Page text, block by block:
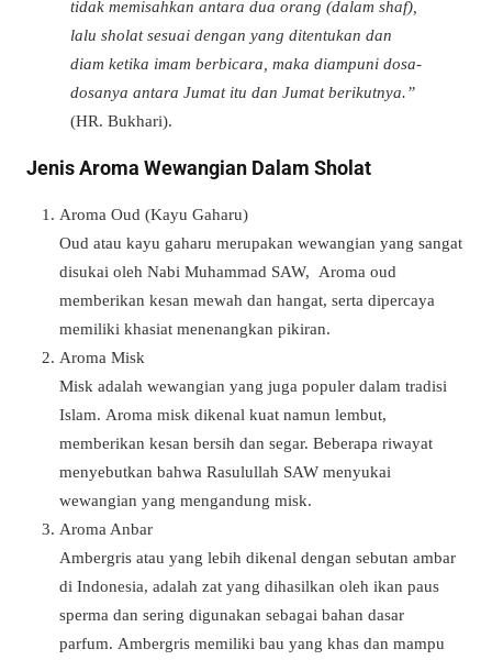
tidak memisahkan antara dua orang (dalam shaf),
lalu sholat sesuai dengan yang ditentukan dan
diam ketika imam berbicara, maka diampuni dosa-
dosanya antara Jumat itu dan Jumat berikutnya.”
(HR. Bukhari).
Jenis Aroma Wewangian Dalam Sholat
Aroma Oud (Kayu Gaharu)
Oud atau kayu gaharu merupakan wewangian yang sangat
disukai oleh Nabi Muhammad SAW, Aroma oud
memberikan kesan mewah dan hangat, serta dipercaya
memiliki khasiat menenangkan pikiran.
Aroma Misk
Misk adalah wewangian yang juga populer dalam tradisi
Islam. Aroma misk dikenal kuat namun lembut,
memberikan kesan bersih dan segar. Beberapa riwayat
menyebutkan bahwa Rasulullah SAW menyukai
wewangian yang mengandung misk.
Aroma Anbar
Ambergris atau yang lebih dikenal dengan sebutan ambar
di Indonesia, adalah zat yang dihasilkan oleh ikan paus
sperma dan sering digunakan sebagai bahan dasar
parfum. Ambergris memiliki bau yang khas dan mampu